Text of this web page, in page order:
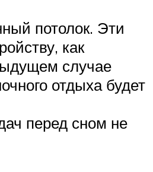
потолок. Эти
как
случае
отдыха будет
перед сном не